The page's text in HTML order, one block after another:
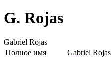
G. Rojas
Gabriel Rojas
Полное имя
Gabriel Rojas